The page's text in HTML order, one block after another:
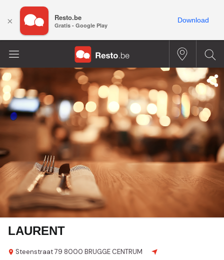
LAURENT
Steenstraat79 8000 BRUGGE CENTRUM
× Resto.be
Gratis - Google Play
Download